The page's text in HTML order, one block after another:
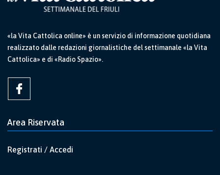
«la Vita Cattolica online» è un servizio di informazione quotidiana
realizzato dalle redazioni giornalistiche del settimanale «la Vita
Cattolica» e di «Radio Spazio».
Area Riservata
Registrati / Accedi